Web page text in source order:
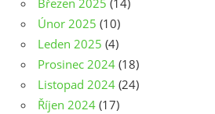
Březen 2025 (14)
Únor 2025 (10)
Leden 2025 (4)
Prosinec 2024 (18)
Listopad 2024 (24)
Říjen 2024 (17)